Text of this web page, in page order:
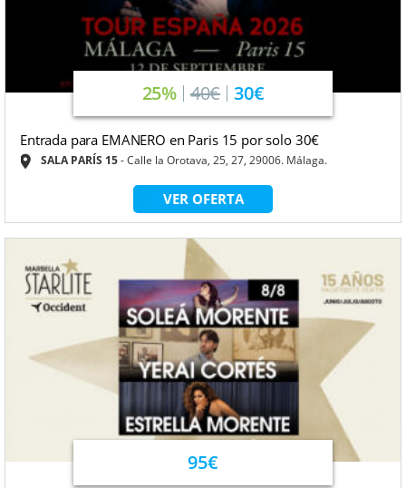
25% 40€ 30€
Entrada para EMANERO en Paris 15 por solo 30€
SALA PARÍS 15 Calle la Orotava, 25, 27, 29006. Málaga.
VER OFERTA
95€